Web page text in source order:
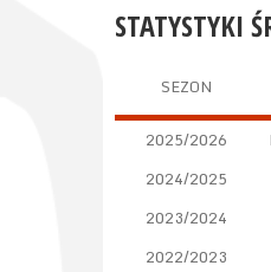
STATYSTYKI
SEZON
2025/2026
2024/2025
2023/2024
2022/2023